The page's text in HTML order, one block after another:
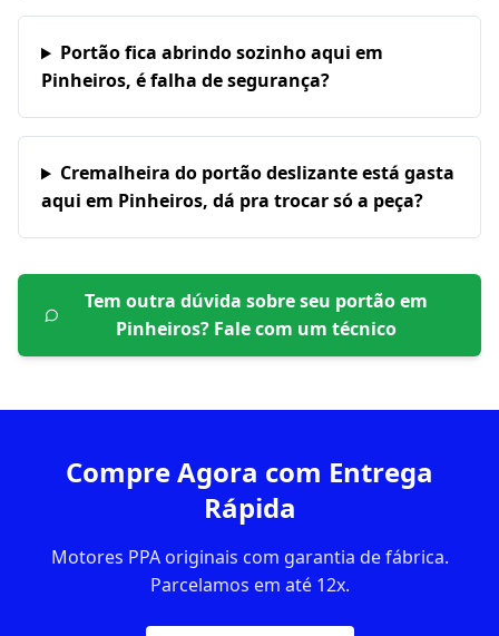
Portão fica abrindo sozinho aqui em
Pinheiros, é falha de segurança?
Cremalheira do portão deslizante está gasta
aqui em Pinheiros, dá pra trocar só a peça?
Tem outra dúvida sobre seu portão em
Pinheiros? Fale com um técnico
Compre Agora com Entrega
Rápida
Motores PPA originais com garantia de fábrica.
Parcelamos em até 12x.